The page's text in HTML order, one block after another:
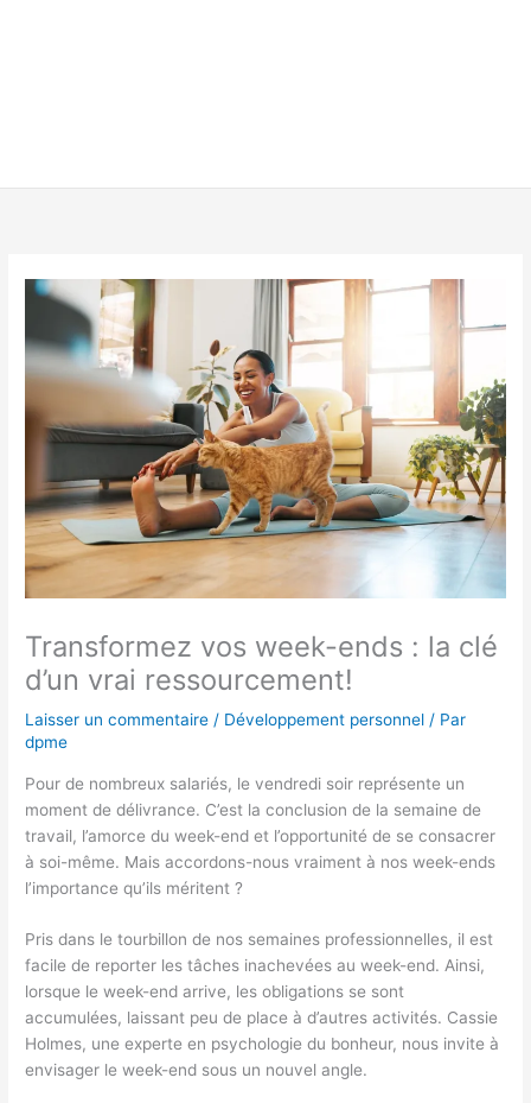
Transformez vos week-ends : la clé
d’un vrai ressourcement!
Laisser un commentaire / Développement personnel / Par
dpme
Pour de nombreux salariés, le vendredi soir représente un
moment de délivrance. C’est la conclusion de la semaine de
travail, l’amorce du week-end et l’opportunité de se consacrer
à soi-même. Mais accordons-nous vraiment à nos week-ends
l’importance qu’ils méritent ?
Pris dans le tourbillon de nos semaines professionnelles, il est
facile de reporter les tâches inachevées au week-end. Ainsi,
lorsque le week-end arrive, les obligations se sont
accumulées, laissant peu de place à d’autres activités. Cassie
Holmes, une experte en psychologie du bonheur, nous invite à
envisager le week-end sous un nouvel angle.